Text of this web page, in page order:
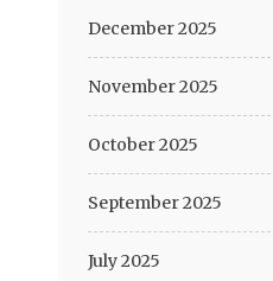
December 2025
November 2025
October 2025
September 2025
July 2025